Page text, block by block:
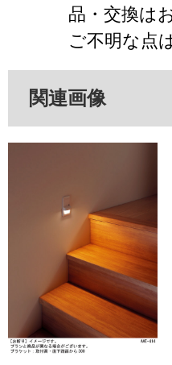
品・交換は
ご不明な点
関連画像